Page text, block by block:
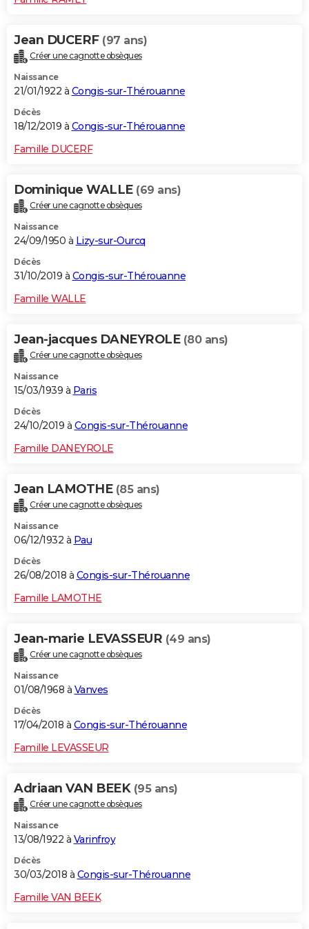
Jean DUCERF (97 ans)
Créer une cagnotte obsèques
Naissance
21/01/1922 à Congis-sur-Thérouanne
Décès
18/12/2019 à Congis-sur-Thérouanne
Famille DUCERF
Dominique WALLE (69 ans)
Créer une cagnotte obsèques
Naissance
24/09/1950 à Lizy-sur-Ourcq
Décès
31/10/2019 à Congis-sur-Thérouanne
Famille WALLE
Jean-jacques DANEYROLE (80 ans)
Créer une cagnotte obsèques
Naissance
15/03/1939 à Paris
Décès
24/10/2019 à Congis-sur-Thérouanne
Famille DANEYROLE
Jean LAMOTHE (85 ans)
Créer une cagnotte obsèques
Naissance
06/12/1932 à Pau
Décès
26/08/2018 à Congis-sur-Thérouanne
Famille LAMOTHE
Jean-marie LEVASSEUR (49 ans)
Créer une cagnotte obsèques
Naissance
01/08/1968 à Vanves
Décès
17/04/2018 à Congis-sur-Thérouanne
Famille LEVASSEUR
Adriaan VAN BEEK (95 ans)
Créer une cagnotte obsèques
Naissance
13/08/1922 à Varinfroy
Décès
30/03/2018 à Congis-sur-Thérouanne
Famille VAN BEEK